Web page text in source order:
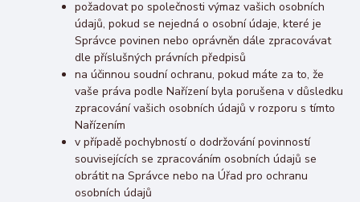
požadovat po společnosti výmaz vašich osobních
údajů, pokud se nejedná o osobní údaje, které je
Správce povinen nebo oprávněn dále zpracovávat
dle příslušných právních předpisů
na účinnou soudní ochranu, pokud máte za to, že
vaše práva podle Nařízení byla porušena v důsledku
zpracování vašich osobních údajů v rozporu s tímto
Nařízením
v případě pochybností o dodržování povinností
souvisejících se zpracováním osobních údajů se
obrátit na Správce nebo na Úřad pro ochranu
osobních údajů